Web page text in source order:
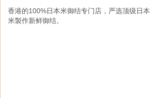
以轻巧便携的包装出售环保毛巾和枕套，方便旅
香港的100%日本米御结专门店，严选顶级日本
米製作新鲜御结。